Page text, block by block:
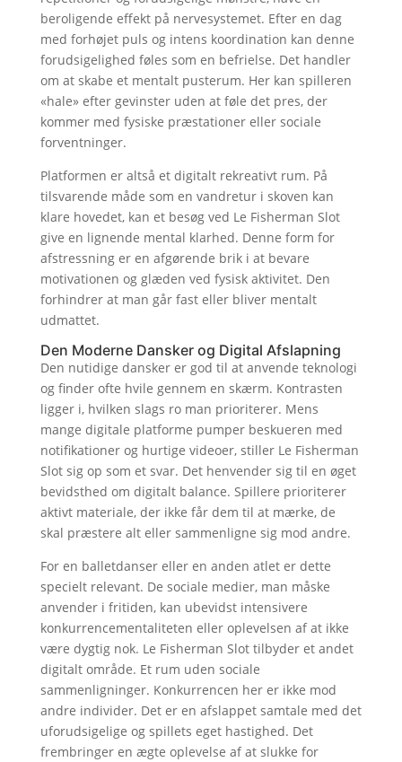
beroligende effekt på nervesystemet. Efter en dag
med forhøjet puls og intens koordination kan denne
forudsigelighed føles som en befrielse. Det handler
om at skabe et mentalt pusterum. Her kan spilleren
«hale» efter gevinster uden at føle det pres, der
kommer med fysiske præstationer eller sociale
forventninger.
Platformen er altså et digitalt rekreativt rum. På
tilsvarende måde som en vandretur i skoven kan
klare hovedet, kan et besøg ved Le Fisherman Slot
give en lignende mental klarhed. Denne form for
afstressning er en afgørende brik i at bevare
motivationen og glæden ved fysisk aktivitet. Den
forhindrer at man går fast eller bliver mentalt
udmattet.
Den Moderne Dansker og Digital Afslapning
Den nutidige dansker er god til at anvende teknologi
og finder ofte hvile gennem en skærm. Kontrasten
ligger i, hvilken slags ro man prioriterer. Mens
mange digitale platforme pumper beskueren med
notifikationer og hurtige videoer, stiller Le Fisherman
Slot sig op som et svar. Det henvender sig til en øget
bevidsthed om digitalt balance. Spillere prioriterer
aktivt materiale, der ikke får dem til at mærke, de
skal præstere alt eller sammenligne sig mod andre.
For en balletdanser eller en anden atlet er dette
specielt relevant. De sociale medier, man måske
anvender i fritiden, kan ubevidst intensivere
konkurrencementaliteten eller oplevelsen af at ikke
være dygtig nok. Le Fisherman Slot tilbyder et andet
digitalt område. Et rum uden sociale
sammenligninger. Konkurrencen her er ikke mod
andre individer. Det er en afslappet samtale med det
uforudsigelige og spillets eget hastighed. Det
frembringer en ægte oplevelse af at slukke for